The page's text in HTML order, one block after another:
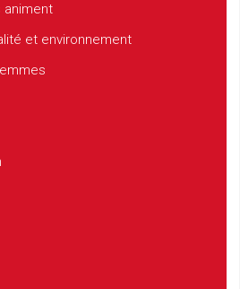
animent
et environnement